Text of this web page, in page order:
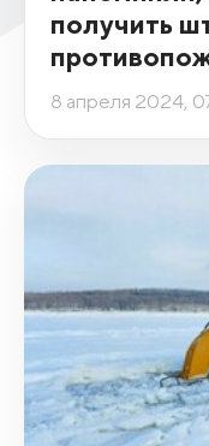
получить
8 апреля 2024,